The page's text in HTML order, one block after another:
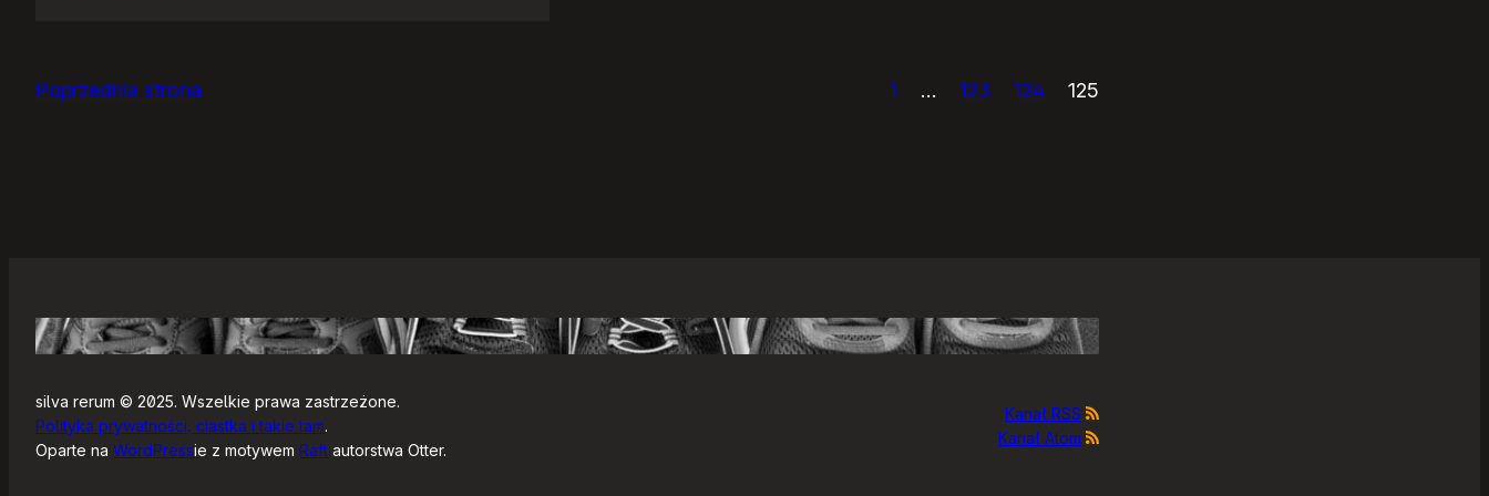
Poprzednia strona 1 … 123 124 125
silva rerum © 2025. Wszelkie prawa zastrzeżone.
Polityka prywatności, ciastka i takie tam.
Oparte na WordPressie z motywem Raft autorstwa Otter.
Kanał RSS
Kanał Atom